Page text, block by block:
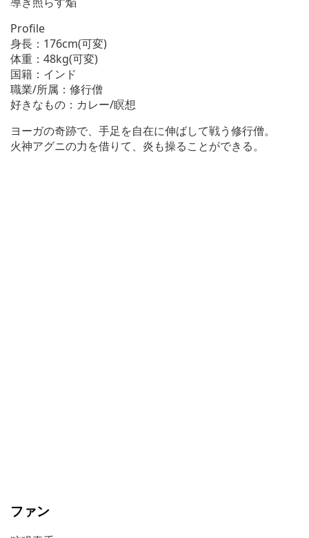
Profile
身長：176cm(可変)
体重：48kg(可変)
国籍：インド
職業/所属：修行僧
好きなもの：カレー/瞑想
ヨーガの奇跡で、手足を自在に伸ばして戦う修行僧。
火神アグニの力を借りて、炎も操ることができる。
ファン